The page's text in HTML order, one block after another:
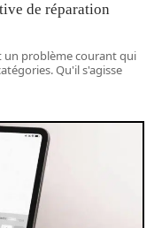
de réparation
un problème courant qui
Qu'il s'agisse